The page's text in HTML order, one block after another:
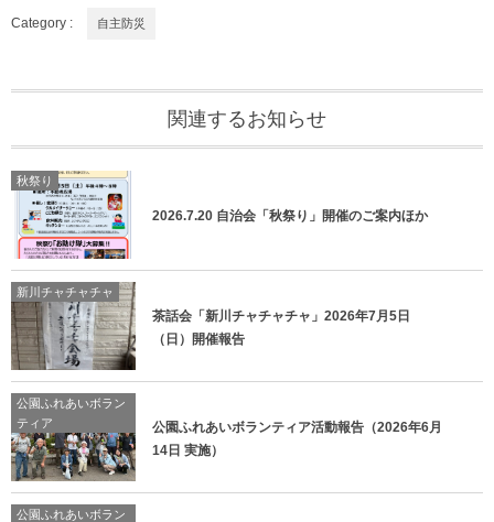
Category : 自主防災
関連するお知らせ
秋祭り
2026.7.20 自治会「秋祭り」開催のご案内ほか
新川チャチャチャ
茶話会「新川チャチャチャ」2026年7月5日
（日）開催報告
公園ふれあいボラン
ティア
公園ふれあいボランティア活動報告（2026年6月
14日 実施）
公園ふれあいボラン